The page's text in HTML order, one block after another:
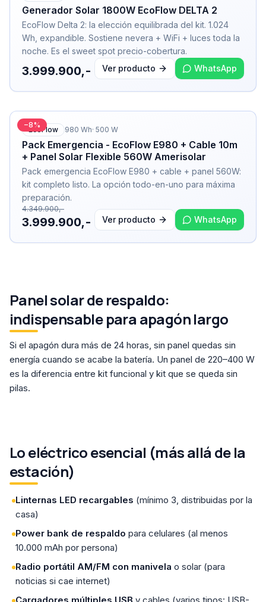
Generador Solar 1800W EcoFlow DELTA 2
EcoFlow Delta 2: la elección equilibrada del kit. 1.024
Wh, expandible. Sostiene nevera + WiFi + luces toda la
noche. Es el sweet spot precio-cobertura.
3.999.900,- Ver producto WhatsApp
−8%
EcoFlow 980 Wh· 500 W
Pack Emergencia - EcoFlow E980 + Cable 10m
+ Panel Solar Flexible 560W Amerisolar
Pack emergencia EcoFlow E980 + cable + panel 560W:
kit completo listo. La opción todo-en-uno para máxima
preparación.
4.349.900,-
3.999.900,- Ver producto WhatsApp
Panel solar de respaldo:
indispensable para apagón largo
Si el apagón dura más de 24 horas, sin panel quedas sin
energía cuando se acabe la batería. Un panel de 220–400 W
es la diferencia entre kit funcional y kit que se queda sin
pilas.
Lo eléctrico esencial (más allá de la
estación)
Linternas LED recargables (mínimo 3, distribuidas por la
casa)
Power bank de respaldo para celulares (al menos
10.000 mAh por persona)
Radio portátil AM/FM con manivela o solar (para
noticias si cae internet)